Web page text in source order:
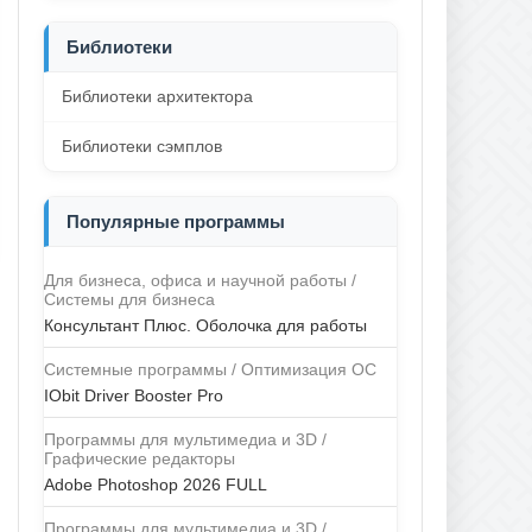
Библиотеки
Библиотеки архитектора
Библиотеки сэмплов
Популярные программы
Для бизнеса, офиса и научной работы /
Системы для бизнеса
Консультант Плюс. Оболочка для работы
Системные программы / Оптимизация ОС
IObit Driver Booster Pro
Программы для мультимедиа и 3D /
Графические редакторы
Adobe Photoshop 2026 FULL